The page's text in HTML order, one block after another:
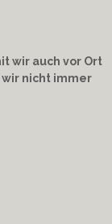
wir auch vor Ort
nicht immer